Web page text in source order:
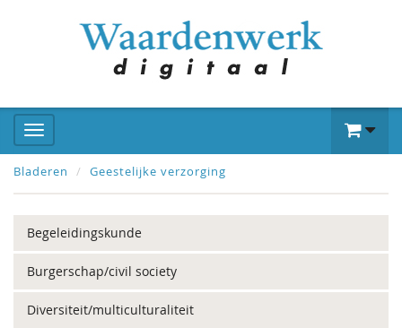
Bladeren Geestelijke verzorging
Begeleidingskunde
Burgerschap/civil society
Diversiteit/multiculturaliteit